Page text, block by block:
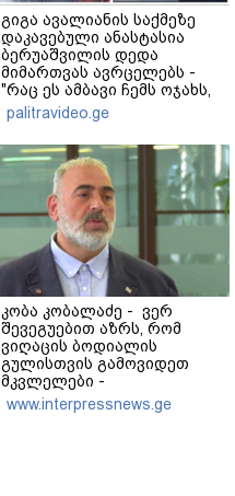
გიგა ავალიანის საქმეზე
დაკავებული ანასტასია
ბერუაშვილის დედა
მიმართვას ავრცელებს -
"რაც ეს ამბავი ჩემს ოჯახს,
ჩემს ანასტასიას გადახდა
თავს, მის მერე მე მე არ
ვარ"
palitravideo.ge
კობა კობალაძე - ვერ
შევეგუებით აზრს, რომ
ვიღაცის ბოდიალის
გულისთვის გამოვიდეთ
მკვლელები -
აინტერესებდათ,
საბრძოლო მოქმედებების
www.interpressnews.ge